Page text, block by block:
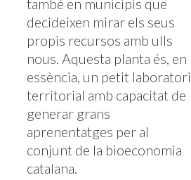
també en municipis que
decideixen mirar els seus
propis recursos amb ulls
nous. Aquesta planta és, en
essència, un petit laboratori
territorial amb capacitat de
generar grans
aprenentatges per al
conjunt de la bioeconomia
catalana.